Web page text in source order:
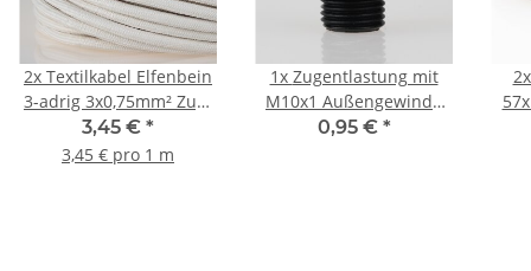
2x Textilkabel Elfenbein
3-adrig 3x0,75mm² Zug-
Pendelleitung S03RT-F
3G0,75
3,45 € *
3,45 € pro 1 m
1x Zugentlastung mit
M10x1 Außengewinde
für Kabel 13x19mm
0,95 € *